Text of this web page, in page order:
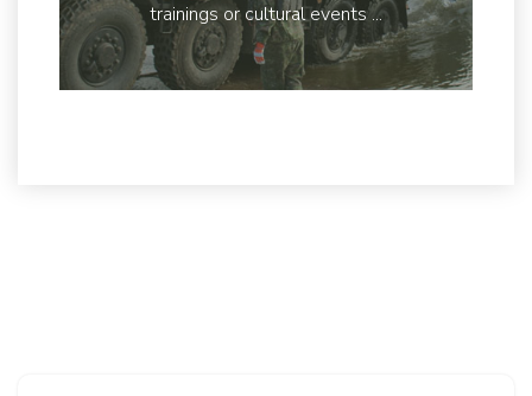
trainings or cultural events ...